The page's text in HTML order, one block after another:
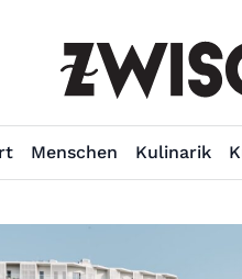
Menschen Kulinarik